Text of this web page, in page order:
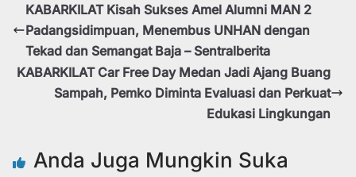
KABARKILAT Kisah Sukses Amel Alumni MAN 2
Padangsidimpuan, Menembus UNHAN dengan
Tekad dan Semangat Baja – Sentralberita
KABARKILAT Car Free Day Medan Jadi Ajang Buang
Sampah, Pemko Diminta Evaluasi dan Perkuat
Edukasi Lingkungan
Anda Juga Mungkin Suka